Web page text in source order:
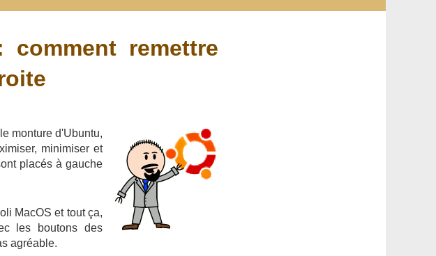
remettre
monture d'Ubuntu,
minimiser et
placés à gauche
MacOS et tout ça,
les boutons des
agréable.